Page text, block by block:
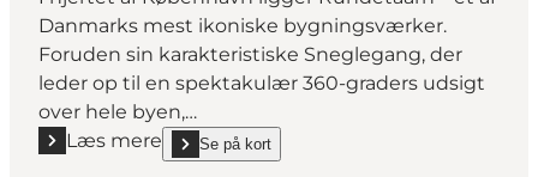
Danmarks mest ikoniske bygningsværker.
Foruden sin karakteristiske Sneglegang, der
leder op til en spektakulær 360-graders udsigt
over hele byen,…
Læs mere
Læs mere "Rundetaarn"
Se på kort
show Rundetaarn on_map